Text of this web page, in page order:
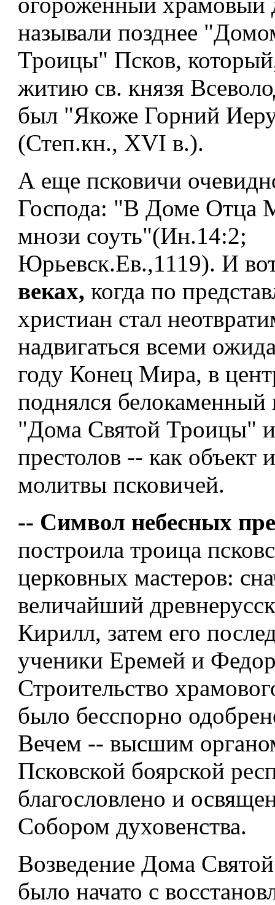
называли позднее
Троицы" Псков,
житию св. князя
был "Якоже Горний
(Степ.кн., XVI в.).
А еще псковичи
Господа: "В Доме Отца
мнози соуть"(Ин.14:2;
Юрьевск.Ев.,1119). И
веках, когда по
христиан стал
надвигаться всеми
году Конец Мира, в
поднялся белокаменный
"Дома Святой Троицы"
престолов -- как объект
молитвы псковичей.
-- Символ небесных
построила троица
церковных мастеров:
величайший
Кирилл, затем его
ученики Еремей и
Строительство
было бесспорно
Вечем -- высшим
Псковской боярской
благословлено и
Собором духовенства.
Возведение Дома
было начато с